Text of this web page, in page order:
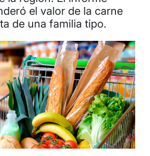
el valor de la carne
de una familia tipo.